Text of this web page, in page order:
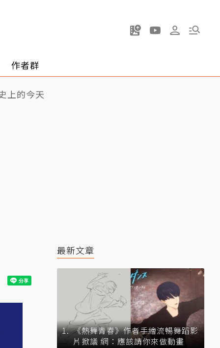
作者群
上的今天
最新文章
《熱舞青春》作者手繪流暢舞蹈影
片掀議 網：應該請你來做動畫